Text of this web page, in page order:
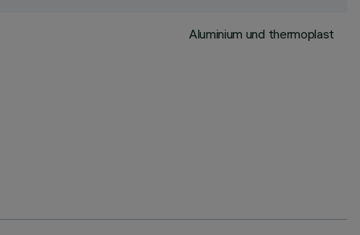
Aluminium und thermoplast